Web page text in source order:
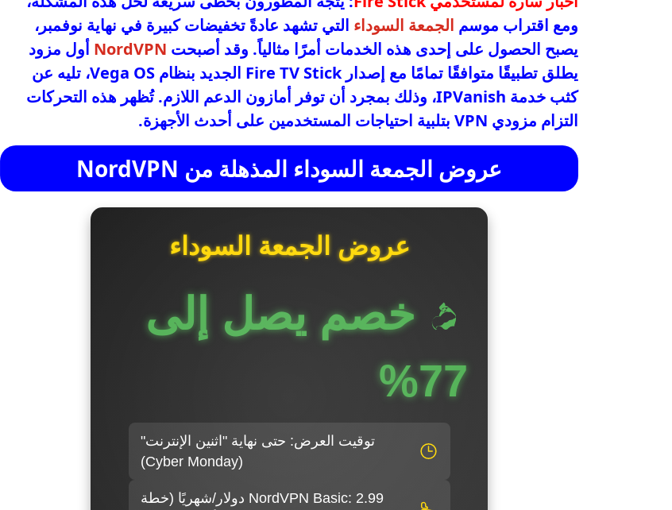
ومع اقتراب موسم الجمعة السوداء التي تشهد عادةً تخفيضات كبيرة في نهاية نوفمبر،
يصبح الحصول على إحدى هذه الخدمات أمرًا مثالياً. وقد أصبحت NordVPN أول مزود
يطلق تطبيقًا متوافقًا تمامًا مع إصدار Fire TV Stick الجديد بنظام Vega OS، تليه عن
كثب خدمة IPVanish، وذلك بمجرد أن توفر أمازون الدعم اللازم. تُظهر هذه التحركات
التزام مزودي VPN بتلبية احتياجات المستخدمين على أحدث الأجهزة.
عروض الجمعة السوداء المذهلة من NordVPN
عروض الجمعة السوداء
خصم يصل إلى
77%
توقيت العرض: حتى نهاية "اثنين الإنترنت"
(Cyber Monday)
NordVPN Basic: 2.99 دولار/شهريًا (خطة